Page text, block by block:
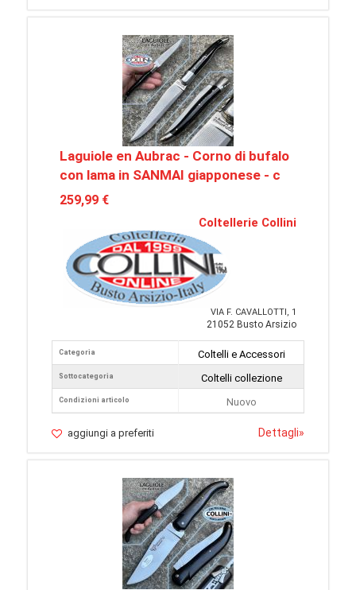
Laguiole en Aubrac - Corno di bufalo
con lama in SANMAI giapponese - c
259,99 €
Coltellerie Collini
VIA F. CAVALLOTTI, 1
21052 Busto Arsizio
Categoria
Sottocategoria
Condizioni articolo
Coltelli e Accessori
Coltelli collezione
Nuovo
aggiungi a preferiti Dettagli»